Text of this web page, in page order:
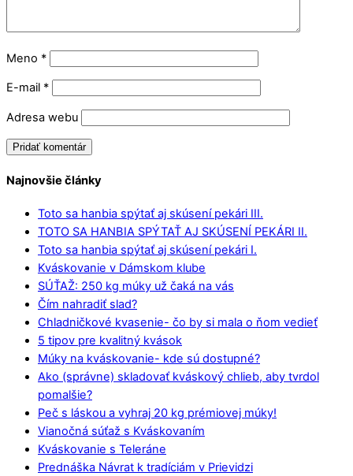
Meno *
E-mail *
Adresa webu
Najnovšie články
Toto sa hanbia spýtať aj skúsení pekári III.
TOTO SA HANBIA SPÝTAŤ AJ SKÚSENÍ PEKÁRI II.
Toto sa hanbia spýtať aj skúsení pekári I.
Kváskovanie v Dámskom klube
SÚŤAŽ: 250 kg múky už čaká na vás
Čím nahradiť slad?
Chladničkové kvasenie- čo by si mala o ňom vedieť
5 tipov pre kvalitný kvások
Múky na kváskovanie- kde sú dostupné?
Ako (správne) skladovať kváskový chlieb, aby tvrdol
pomalšie?
Peč s láskou a vyhraj 20 kg prémiovej múky!
Vianočná súťaž s Kváskovaním
Kváskovanie s Teleráne
Prednáška Návrat k tradíciám v Prievidzi